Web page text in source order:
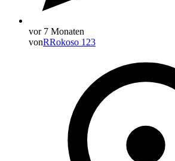
vor 7 Monaten
vonRRokoso 123